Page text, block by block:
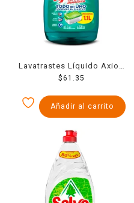
Lavatrastes Líquido Axion
Aroma Limón 100%
L
$61.35
Añadir al carrito